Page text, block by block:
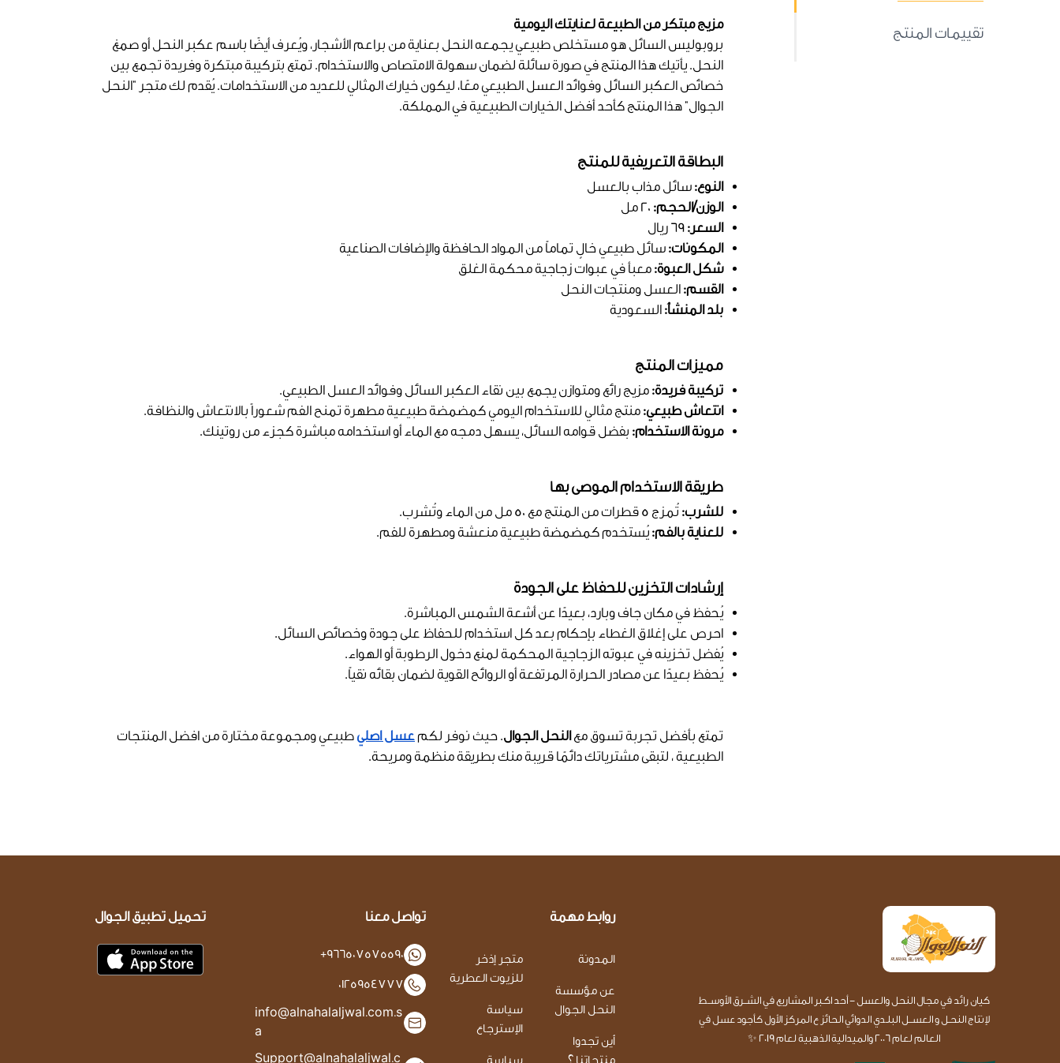
تقييمات المنتج
مزيج مبتكر من الطبيعة لعنايتك اليومية
بروبوليس السائل هو مستخلص طبيعي يجمعه النحل بعناية من براعم الأشجار، ويُعرف أيضًا باسم عكبر النحل أو صمغ
النحل. يأتيك هذا المنتج في صورة سائلة لضمان سهولة الامتصاص والاستخدام. تمتع بتركيبة مبتكرة وفريدة تجمع بين
خصائص العكبر السائل وفوائد العسل الطبيعي معًا، ليكون خيارك المثالي للعديد من الاستخدامات. يُقدم لك متجر "النحل
الجوال" هذا المنتج كأحد أفضل الخيارات الطبيعية في المملكة.
البطاقة التعريفية للمنتج
النوع: سائل مذاب بالعسل
الوزن/الحجم:
السعر:
المكونات: سائل طبيعي خالٍ تماماً من المواد الحافظة والإضافات الصناعية
شكل العبوة: معبأ في عبوات زجاجية محكمة الغلق
القسم: العسل ومنتجات النحل
بلد المنشأ: السعودية
مميزات المنتج
تركيبة فريدة: مزيج رائع ومتوازن يجمع بين نقاء العكبر السائل وفوائد العسل الطبيعي.
انتعاش طبيعي: منتج مثالي للاستخدام اليومي كمضمضة طبيعية مطهرة تمنح الفم شعوراً بالانتعاش والنظافة.
مرونة الاستخدام: بفضل قوامه السائل، يسهل دمجه مع الماء أو استخدامه مباشرة كجزء من روتينك.
طريقة الاستخدام الموصى بها
للشرب: تُمزج 5 قطرات من المنتج مع 50 مل من الماء وتُشرب.
للعناية بالفم: يُستخدم كمضمضة طبيعية منعشة ومطهرة للفم.
إرشادات التخزين للحفاظ على الجودة
يُحفظ في مكان جاف وبارد، بعيدًا عن أشعة الشمس المباشرة.
احرص على إغلاق الغطاء بإحكام بعد كل استخدام للحفاظ على جودة وخصائص السائل.
يُفضل تخزينه في عبوته الزجاجية المحكمة لمنع دخول الرطوبة أو الهواء.
يُحفظ بعيدًا عن مصادر الحرارة المرتفعة أو الروائح القوية لضمان بقائه نقياً.
تمتع بأفضل تجربة تسوق مع النحل الجوال. حيث نوفر لكمعسل اصلي طبيعي ومجموعة مختارة من افضل المنتجات
الطبيعية ، لتبقى مشترياتك دائمًا قريبة منك بطريقة منظمة ومريحة.
كيان رائد في مجال النحل والعسل - أحد اكـبر المشاريع في الشــرق الأوســط
لإنتاج النحـل و العســل البلـدي الدوائي الحائز ع المركز الأول كأجود عسل في
العالم لعام 2006 والميدالية الذهبية لعام 2019 ✨
روابط مهمة
المدونة
عن مؤسسة
النحل الجوال
أين تجدوا
منتجاتنا ؟
متجر إذخر
للزيوت العطرية
سياسة
الإسترجاع
سياسة
تواصل معنا
+966507575590
0125954777
info@alnahalaljwal.com.s
a
Support@alnahalaljwal.c
تحميل تطبيق الجوال